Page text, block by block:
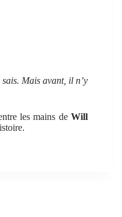
Mais avant, il n’y
les mains deWill